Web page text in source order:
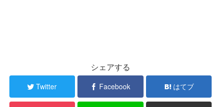
シェアする
Twitter Facebook はてブ